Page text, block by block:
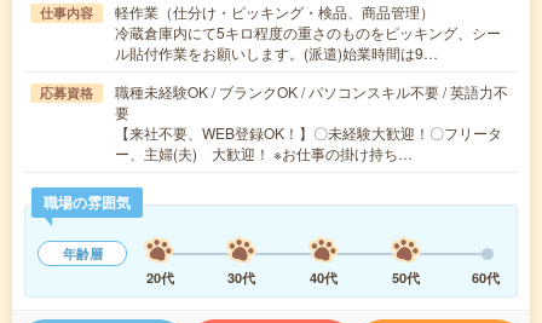
仕事内容
軽作業（仕分け・ピッキング・検品、商品管理）
冷蔵倉庫内にて5キロ程度の重さのものをピッキング、シー
ル貼付作業をお願いします。(派遣)始業時間は9…
応募資格
職種未経験OK / ブランクOK / パソコンスキル不要 / 英語力不
要
【来社不要、WEB登録OK！】〇未経験大歓迎！〇フリータ
ー、主婦(夫) 大歓迎！ ※お仕事の掛け持ち…
職場の雰囲気
年齢層
20代
30代 40代 50代 60代